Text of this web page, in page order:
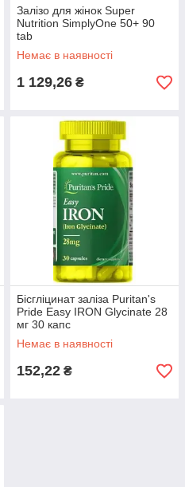
Залізо для жінок Super
Nutrition SimplyOne 50+ 90
tab
Немає в наявності
1 129,26 ₴
Бісгліцинат заліза Puritan's
Pride Easy IRON Glycinate 28
мг 30 капс
Немає в наявності
152,22 ₴